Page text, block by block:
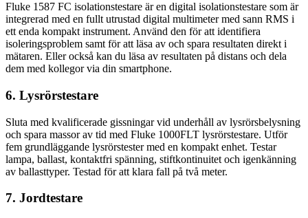
Fluke 1587 FC isolationstestare är en digital isolationstestare som är
integrerad med en fullt utrustad digital multimeter med sann RMS i
ett enda kompakt instrument. Använd den för att identifiera
isoleringsproblem samt för att läsa av och spara resultaten direkt i
mätaren. Eller också kan du läsa av resultaten på distans och dela
dem med kollegor via din smartphone.
6. Lysrörstestare
Sluta med kvalificerade gissningar vid underhåll av lysrörsbelysning
och spara massor av tid med Fluke 1000FLT lysrörstestare. Utför
fem grundläggande lysrörstester med en kompakt enhet. Testar
lampa, ballast, kontaktfri spänning, stiftkontinuitet och igenkänning
av ballasttyper. Testad för att klara fall på två meter.
7. Jordtestare